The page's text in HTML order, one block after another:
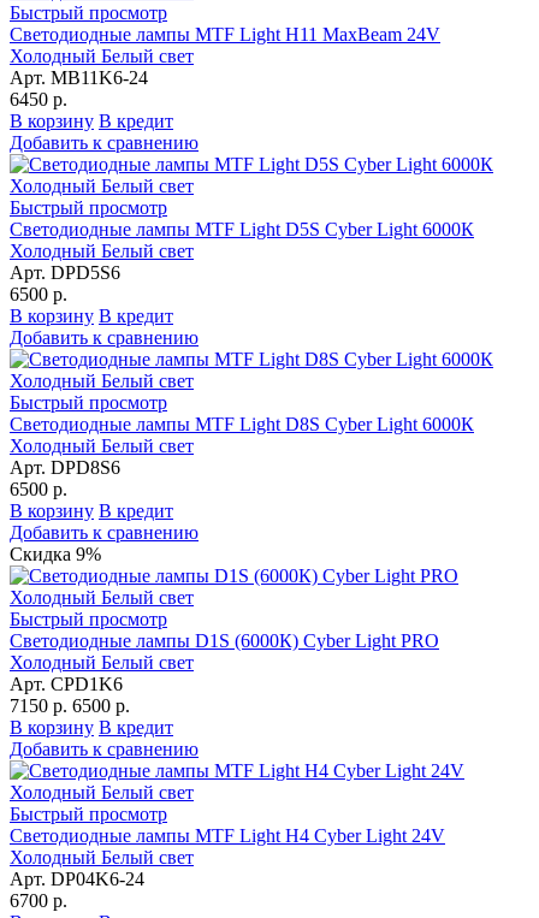
Быстрый просмотр
Светодиодные лампы MTF Light H11 MaxBeam 24V
Холодный Белый свет
Арт. MB11K6-24
6450 р.
В корзину В кредит
Добавить к сравнению
Быстрый просмотр
Светодиодные лампы MTF Light D5S Cyber Light 6000К
Холодный Белый свет
Арт. DPD5S6
6500 р.
В корзину В кредит
Добавить к сравнению
Быстрый просмотр
Светодиодные лампы MTF Light D8S Cyber Light 6000К
Холодный Белый свет
Арт. DPD8S6
6500 р.
В корзину В кредит
Добавить к сравнению
Скидка 9%
Быстрый просмотр
Светодиодные лампы D1S (6000К) Cyber Light PRO
Холодный Белый свет
Арт. CPD1K6
7150 р. 6500 р.
В корзину В кредит
Добавить к сравнению
Быстрый просмотр
Светодиодные лампы MTF Light Н4 Cyber Light 24V
Холодный Белый свет
Арт. DP04K6-24
6700 р.